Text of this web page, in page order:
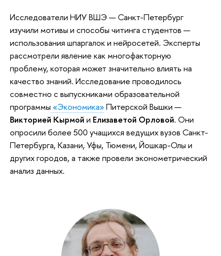
Исследователи НИУ ВШЭ — Санкт-Петербург
изучили мотивы и способы читинга студентов —
использования шпаргалок и нейросетей. Эксперты
рассмотрели явление как многофакторную
проблему, которая может значительно влиять на
качество знаний. Исследование проводилось
совместно с выпускниками образовательной
программы «Экономика»Питерской Вышки —
Викторией Кырмой и Елизаветой Орловой. Они
опросили более 500 учащихся ведущих вузов Санкт-
Петербурга, Казани, Уфы, Тюмени, Йошкар-Олы и
других городов, а также провели эконометрический
анализ данных.